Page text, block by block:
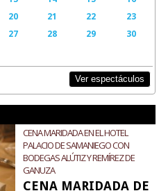
20 21 22
23
27 28 29
30
Ver espectáculos
CENA MARIDADA EN EL HOTEL
PALACIO DE SAMANIEGO CON
BODEGAS ALÚTIZ Y REMÍREZ DE
GANUZA
CENA MARIDADA DE